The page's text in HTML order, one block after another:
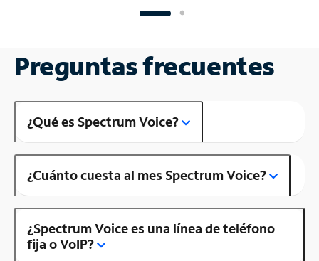
Preguntas frecuentes
¿Qué es Spectrum Voice?
¿Cuánto cuesta al mes Spectrum Voice?
¿Spectrum Voice es una línea de teléfono
fija o VoIP?